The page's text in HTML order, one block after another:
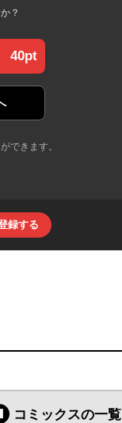
？
40pt
できます。
録する
コミックスの一覧